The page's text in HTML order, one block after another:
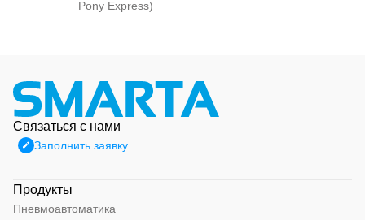
Pony Express)
Связаться с нами
Заполнить заявку
Продукты
Пневмоавтоматика